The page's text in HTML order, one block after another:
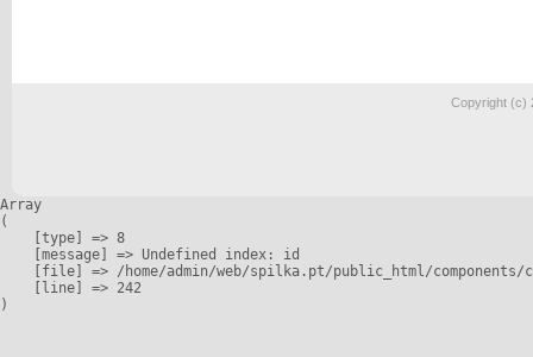
Copyright (c)
Array
(
    [type] => 8
    [message] => Undefined index: id
[file] => /home/admin/web/spilka.pt/public_html/
    [line] => 242